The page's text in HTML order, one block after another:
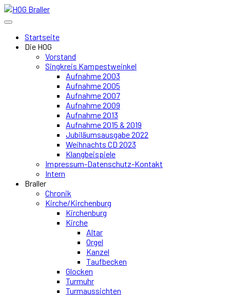
Startseite
Die HOG
Vorstand
Singkreis Kampestweinkel
Aufnahme 2003
Aufnahme 2005
Aufnahme 2007
Aufnahme 2009
Aufnahme 2013
Aufnahme 2015 & 2019
Jubiläumsausgabe 2022
Weihnachts CD 2023
Klangbeispiele
Impressum-Datenschutz-Kontakt
Intern
Braller
Chronik
Kirche/Kirchenburg
Kirchenburg
Kirche
Altar
Orgel
Kanzel
Taufbecken
Glocken
Turmuhr
Turmaussichten